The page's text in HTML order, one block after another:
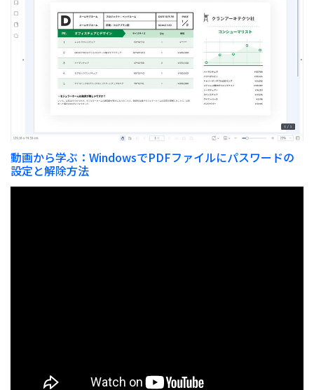
動画から学ぶ：WindowsでPDFファイルにパスワードの
設定と解除方法